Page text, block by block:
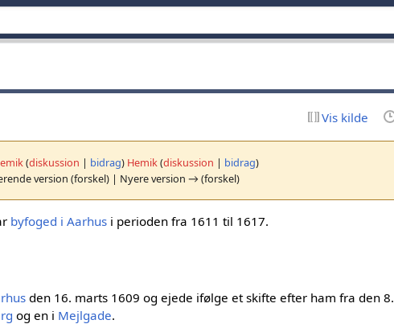
Vis kilde
(diskussion | bidrag) Hemik(diskussion | bidrag)
version (forskel) | Nyere version → (forskel)
byfoged i Aarhus i perioden fra 1611 til 1617.
den 16. marts 1609 og ejede ifølge et skifte efter ham fra den 8.
og en i Mejlgade.